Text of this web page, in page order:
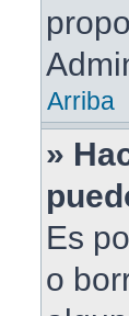
Arriba
»
Es
o